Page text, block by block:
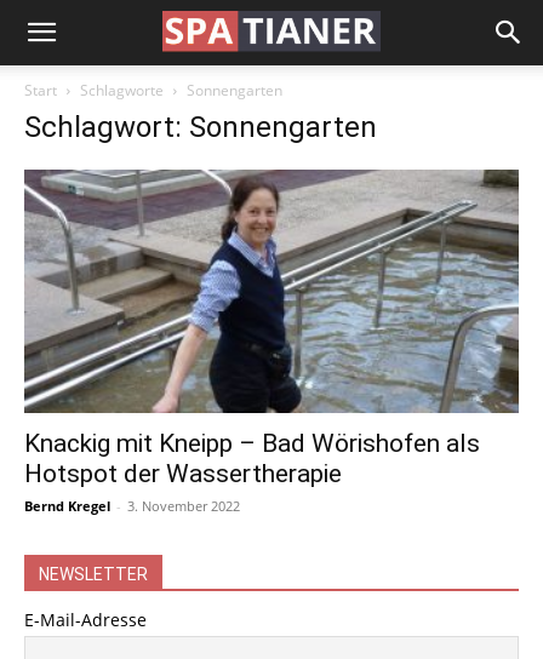
Start Schlagworte Sonnengarten
Schlagwort: Sonnengarten
Knackig mit Kneipp – Bad Wörishofen als
Hotspot der Wassertherapie
Bernd Kregel - 3. November 2022
NEWSLETTER
E-Mail-Adresse